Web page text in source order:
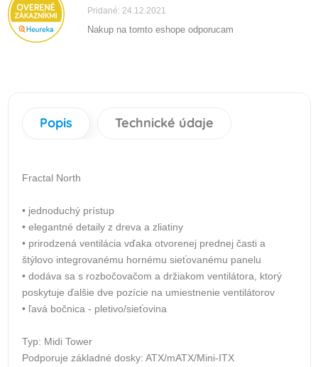
Pridané: 24.12.2021
Nakup na tomto eshope odporucam
Popis Technické údaje
Fractal North
• jednoduchý prístup
• elegantné detaily z dreva a zliatiny
• prirodzená ventilácia vďaka otvorenej prednej časti a
štýlovo integrovanému hornému sieťovanému panelu
• dodáva sa s rozbočovačom a držiakom ventilátora, ktorý
poskytuje ďalšie dve pozície na umiestnenie ventilátorov
• ľavá bočnica - pletivo/sieťovina
Typ: Midi Tower
Podporuje základné dosky: ATX/mATX/Mini-ITX